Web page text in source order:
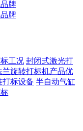
牌
牌
工况 封闭式激光打
兰旋转打标机产品优
打标设备 半自动气缸